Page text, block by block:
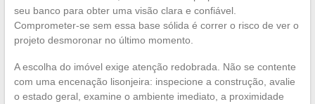
seu banco para obter uma visão clara e confiável.
Comprometer-se sem essa base sólida é correr o risco de ver o
projeto desmoronar no último momento.
A escolha do imóvel exige atenção redobrada. Não se contente
com uma encenação lisonjeira: inspecione a construção, avalie
o estado geral, examine o ambiente imediato, a proximidade